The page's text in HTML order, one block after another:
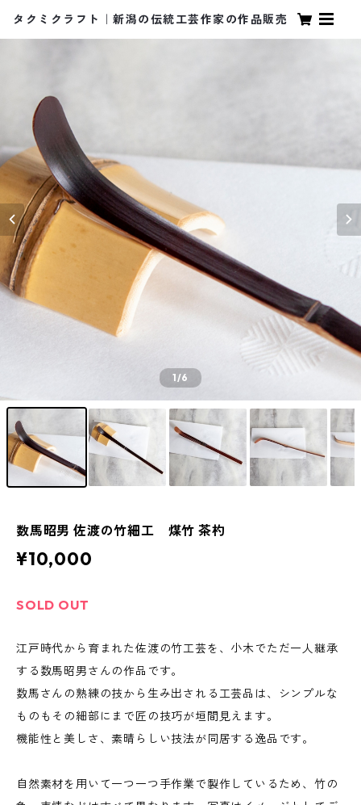
タクミクラフト｜新潟の伝統工芸作家の作品販売
1/6
数馬昭男 佐渡の竹細工 煤竹 茶杓
¥10,000
SOLD OUT
江戸時代から育まれた佐渡の竹工芸を、小木でただ一人継承
する数馬昭男さんの作品です。
数馬さんの熟練の技から生み出される工芸品は、シンプルな
ものもその細部にまで匠の技巧が垣間見えます。
機能性と美しさ、素晴らしい技法が同居する逸品です。
自然素材を用いて一つ一つ手作業で製作しているため、竹の